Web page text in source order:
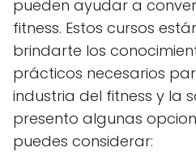
pueden ayudar a
fitness. Estos cursos
brindarte los
prácticos necesarios
industria del fitness y la
presento algunas
puedes considerar: